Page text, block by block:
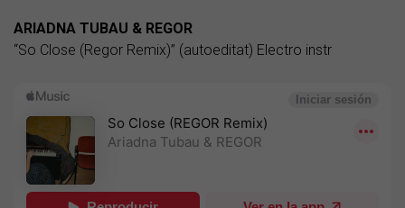
ARIADNA TUBAU & REGOR
“So Close (Regor Remix)” (autoeditat) Electro instr